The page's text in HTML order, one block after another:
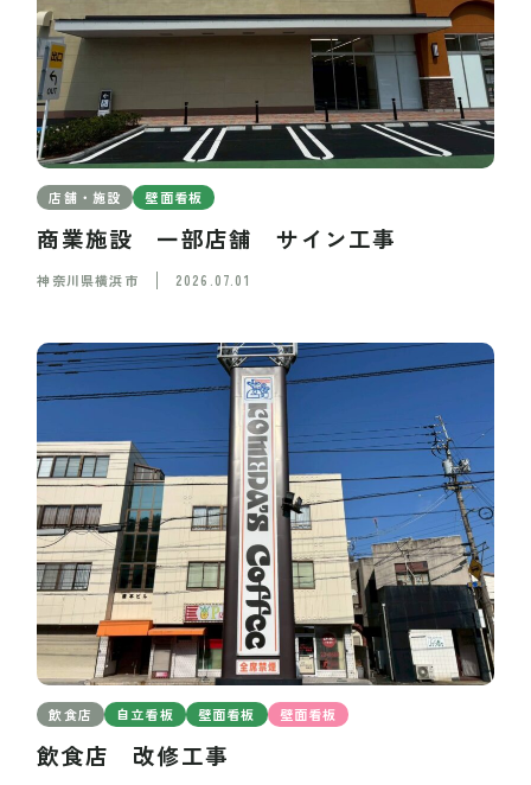
店舗・施設 壁面看板
商業施設 一部店舗 サイン工事
神奈川県横浜市 2026.07.01
飲食店 自立看板 壁面看板 壁面看板
飲食店 改修工事